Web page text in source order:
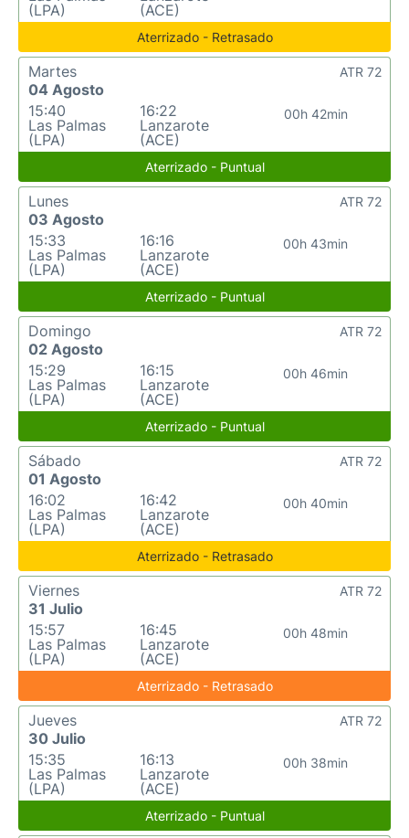
(LPA)
(ACE)
Aterrizado - Retrasado
Martes
04 Agosto
15:40
Las Palmas
(LPA)
16:22
Lanzarote
(ACE)
00h 42min
ATR 72
Aterrizado - Puntual
Lunes
03 Agosto
15:33
Las Palmas
(LPA)
16:16
Lanzarote
(ACE)
00h 43min
ATR 72
Aterrizado - Puntual
Domingo
02 Agosto
15:29
Las Palmas
(LPA)
16:15
Lanzarote
(ACE)
00h 46min
ATR 72
Aterrizado - Puntual
Sábado
01 Agosto
16:02
Las Palmas
(LPA)
16:42
Lanzarote
(ACE)
00h 40min
ATR 72
Aterrizado - Retrasado
Viernes
31 Julio
15:57
Las Palmas
(LPA)
16:45
Lanzarote
(ACE)
00h 48min
ATR 72
Aterrizado - Retrasado
Jueves
30 Julio
15:35
Las Palmas
(LPA)
16:13
Lanzarote
(ACE)
00h 38min
ATR 72
Aterrizado - Puntual